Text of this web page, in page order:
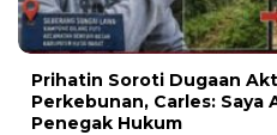
Prihatin Soroti Dugaan
Perkebunan, Carles: Saya
Penegak Hukum